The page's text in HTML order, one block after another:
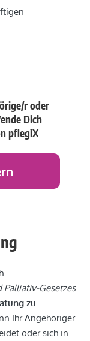
r oder
Dich
pflegiX
Palliativ-Gesetzes
zu
Ihr Angehöriger
oder sich in